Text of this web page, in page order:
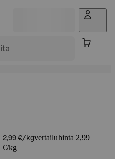
2,99 €/kgvertailuhinta 2,99
€/kg